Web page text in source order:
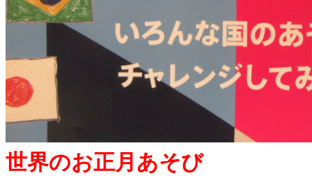
世界のお正月あそび